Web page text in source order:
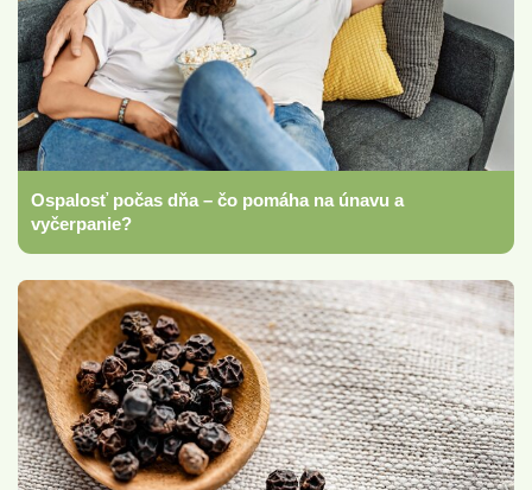
Ospalosť počas dňa – čo pomáha na únavu a
vyčerpanie?